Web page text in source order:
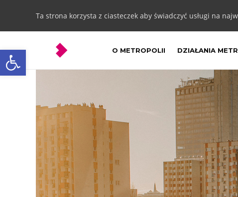
Otwórz pasek narzędzi
Ta strona korzysta z ciasteczek aby świadczyć usługi na
O METROPOLII DZIAŁANIA